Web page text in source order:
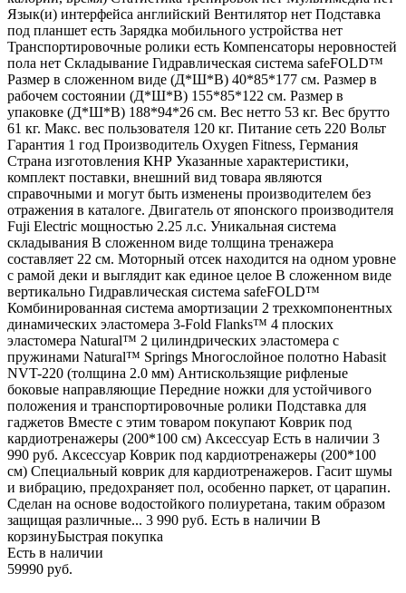
Язык(и) интерфейса английский Вентилятор нет Подставка
под планшет есть Зарядка мобильного устройства нет
Транспортировочные ролики есть Компенсаторы неровностей
пола нет Складывание Гидравлическая система safeFOLD™
Размер в сложенном виде (Д*Ш*В) 40*85*177 см. Размер в
рабочем состоянии (Д*Ш*В) 155*85*122 см. Размер в
упаковке (Д*Ш*В) 188*94*26 см. Вес нетто 53 кг. Вес брутто
61 кг. Макс. вес пользователя 120 кг. Питание сеть 220 Вольт
Гарантия 1 год Производитель Oxygen Fitness, Германия
Страна изготовления КНР Указанные характеристики,
комплект поставки, внешний вид товара являются
справочными и могут быть изменены производителем без
отражения в каталоге. Двигатель от японского производителя
Fuji Electric мощностью 2.25 л.с. Уникальная система
складывания В сложенном виде толщина тренажера
составляет 22 см. Моторный отсек находится на одном уровне
с рамой деки и выглядит как единое целое В сложенном виде
вертикально Гидравлическая система safeFOLD™
Комбинированная система амортизации 2 трехкомпонентных
динамических эластомера 3-Fold Flanks™ 4 плоских
эластомера Natural™ 2 цилиндрических эластомера с
пружинами Natural™ Springs Многослойное полотно Habasit
NVT-220 (толщина 2.0 мм) Антискользящие рифленые
боковые направляющие Передние ножки для устойчивого
положения и транспортировочные ролики Подставка для
гаджетов Вместе с этим товаром покупают Коврик под
кардиотренажеры (200*100 см) Аксессуар Есть в наличии 3
990 руб. Аксессуар Коврик под кардиотренажеры (200*100
см) Специальный коврик для кардиотренажеров. Гасит шумы
и вибрацию, предохраняет пол, особенно паркет, от царапин.
Сделан на основе водостойкого полиуретана, таким образом
защищая различные... 3 990 руб. Есть в наличии В
корзинуБыстрая покупка
Есть в наличии
59990 руб.